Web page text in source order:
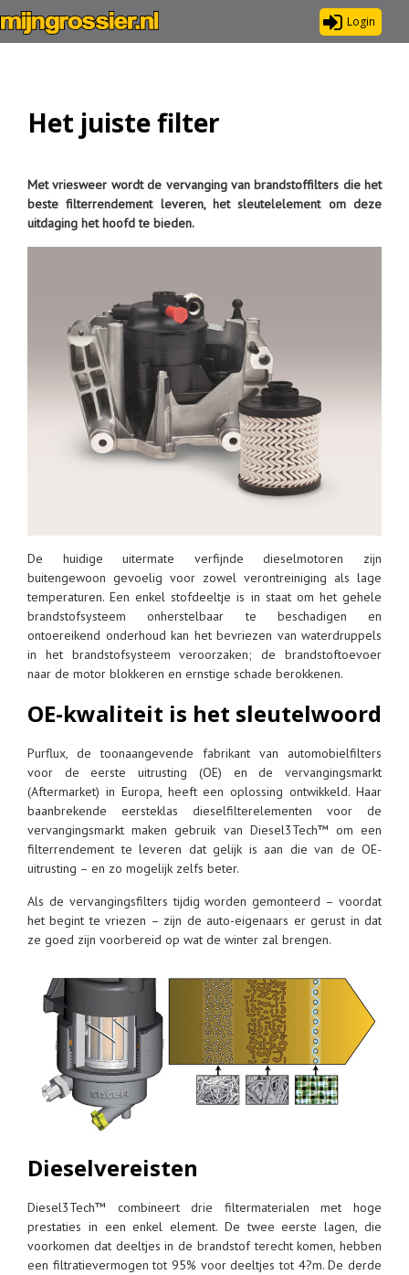
Login
Het juiste filter
Met vriesweer wordt de vervanging van brandstoffilters die het
beste filterrendement leveren, het sleutelelement om deze
uitdaging het hoofd te bieden.
De huidige uitermate verfijnde dieselmotoren zijn
buitengewoon gevoelig voor zowel verontreiniging als lage
temperaturen. Een enkel stofdeeltje is in staat om het gehele
brandstofsysteem onherstelbaar te beschadigen en
ontoereikend onderhoud kan het bevriezen van waterdruppels
in het brandstofsysteem veroorzaken; de brandstoftoevoer
naar de motor blokkeren en ernstige schade berokkenen.
OE-kwaliteit is het sleutelwoord
Purflux, de toonaangevende fabrikant van automobielfilters
voor de eerste uitrusting (OE) en de vervangingsmarkt
(Aftermarket) in Europa, heeft een oplossing ontwikkeld. Haar
baanbrekende eersteklas dieselfilterelementen voor de
vervangingsmarkt maken gebruik van Diesel3Tech™ om een
filterrendement te leveren dat gelijk is aan die van de OE-
uitrusting – en zo mogelijk zelfs beter.
Als de vervangingsfilters tijdig worden gemonteerd – voordat
het begint te vriezen – zijn de auto-eigenaars er gerust in dat
ze goed zijn voorbereid op wat de winter zal brengen.
Dieselvereisten
Diesel3Tech™ combineert drie filtermaterialen met hoge
prestaties in een enkel element. De twee eerste lagen, die
voorkomen dat deeltjes in de brandstof terecht komen, hebben
een filtratievermogen tot 95% voor deeltjes tot 4?m. De derde